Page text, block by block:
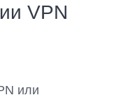
VPN
или